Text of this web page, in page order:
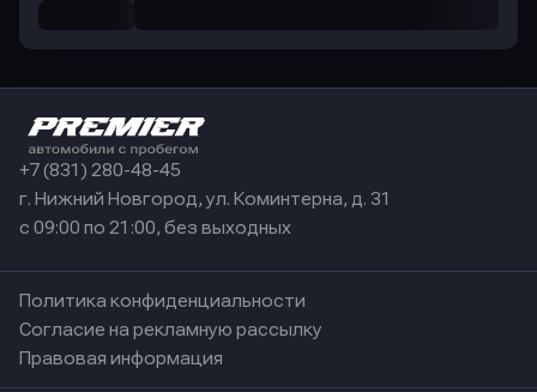
+7 (831) 280-48-45
г. Нижний Новгород, ул. Коминтерна, д. 31
с 09:00 по 21:00, без выходных
Политика конфиденциальности
Согласие на рекламную рассылку
Правовая информация